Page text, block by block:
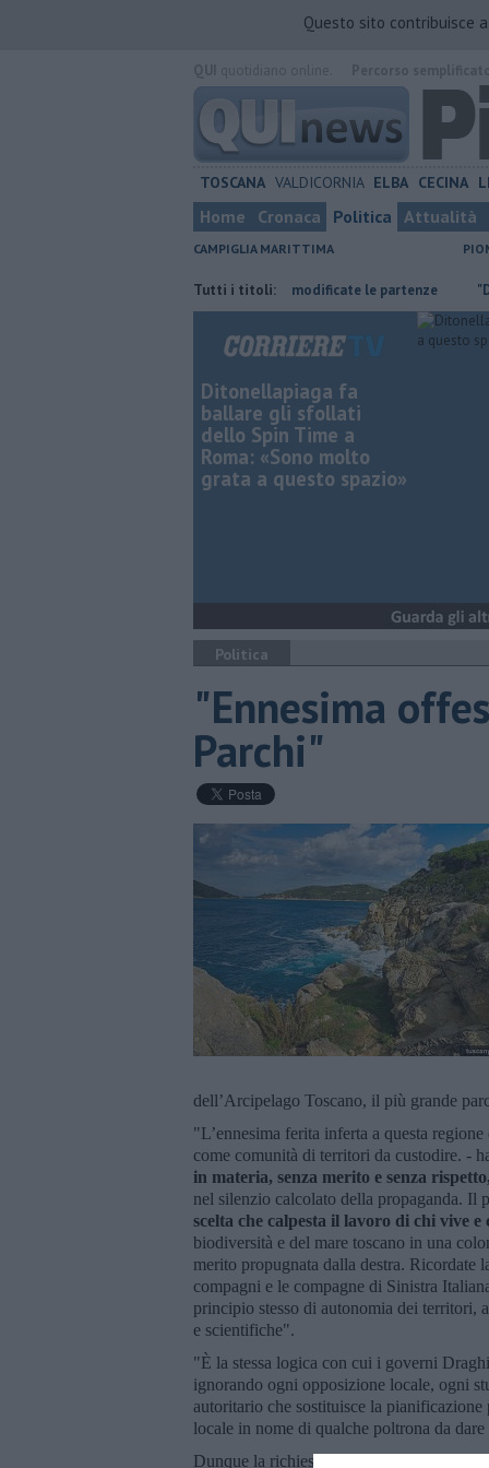
Questo sito contribuisce
TOSCANA VALDICORNIA ELBA CECINA
Home Cronaca Politica Attualità
CAMPIGLIA MARITTIMA
Tutti i titoli:
Traghetto in avaria, modificate le partenze "Dal
Ditonellapiaga fa
ballare gli sfollati
dello Spin Time a
Roma: «Sono molto
grata a questo spazio»
Politica
"Ennesima
Parchi"
dell’Arcipelago Toscano, il più grande
"L’ennesima ferita inferta a questa
come comunità di territori da custodire. -
in materia, senza merito e senza
nel silenzio calcolato della propaganda. Il
scelta che calpesta il lavoro di chi vive e
biodiversità e del mare toscano in una
merito propugnata dalla destra.
compagni e le compagne di Sinistra
principio stesso di autonomia dei territori,
e scientifiche".
"È la stessa logica con cui i governi
ignorando ogni opposizione locale, ogni
autoritario che sostituisce la
locale in nome di qualche poltrona da
Dunque la richiesta alla nuova Giunta